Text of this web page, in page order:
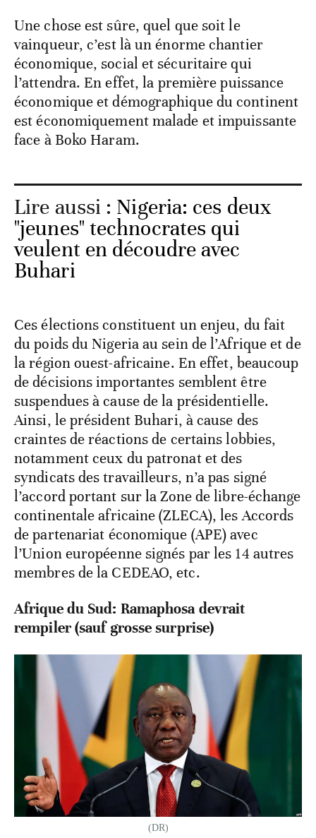
Une chose est sûre, quel que soit le
vainqueur, c’est là un énorme chantier
économique, social et sécuritaire qui
l’attendra. En effet, la première puissance
économique et démographique du continent
est économiquement malade et impuissante
face à Boko Haram.
Lire aussi : Nigeria: ces deux
"jeunes" technocrates qui
veulent en découdre avec
Buhari
Ces élections constituent un enjeu, du fait
du poids du Nigeria au sein de l’Afrique et de
la région ouest-africaine. En effet, beaucoup
de décisions importantes semblent être
suspendues à cause de la présidentielle.
Ainsi, le président Buhari, à cause des
craintes de réactions de certains lobbies,
notamment ceux du patronat et des
syndicats des travailleurs, n’a pas signé
l’accord portant sur la Zone de libre-échange
continentale africaine (ZLECA), les Accords
de partenariat économique (APE) avec
l’Union européenne signés par les 14 autres
membres de la CEDEAO, etc.
Afrique du Sud: Ramaphosa devrait
rempiler (sauf grosse surprise)
(DR)